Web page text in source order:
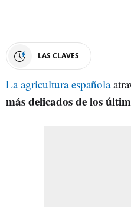
LAS CLAVES
La agricultura española
más delicados de los